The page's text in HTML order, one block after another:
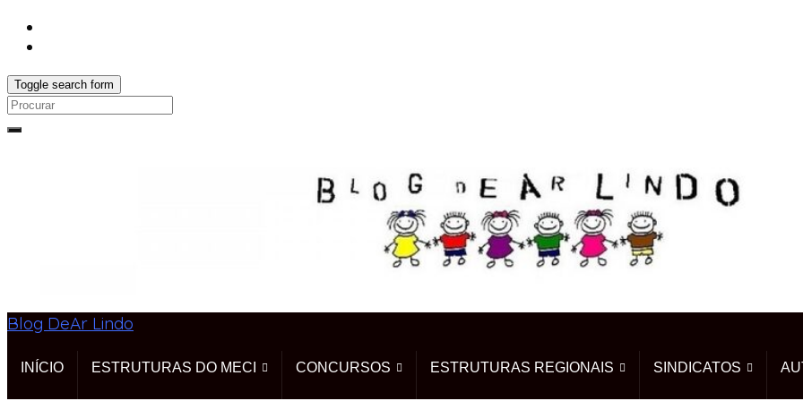
Toggle search form
Search
Blog DeAr Lindo
INÍCIO ESTRUTURAS DO MECI CONCURSOS ESTRUTURAS REGIONAIS SINDICATOS